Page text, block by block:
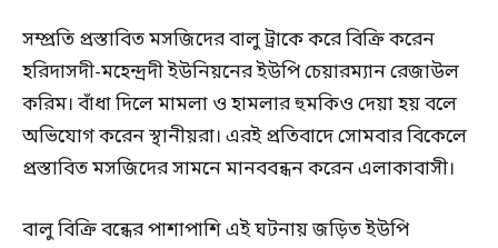
সম্প্রতি প্রস্তাবিত মসজিদের বালু ট্রাকে করে বিক্রি করেন
হরিদাসদী-মহেন্দ্রদী ইউনিয়নের ইউপি চেয়ারম্যান রেজাউল
করিম। বাঁধা দিলে মামলা ও হামলার হুমকিও দেয়া হয় বলে
অভিযোগ করেন স্থানীয়রা। এরই প্রতিবাদে সোমবার বিকেলে
প্রস্তাবিত মসজিদের সামনে মানববন্ধন করেন এলাকাবাসী।
বালু বিক্রি বন্ধের পাশাপাশি এই ঘটনায় জড়িত ইউপি